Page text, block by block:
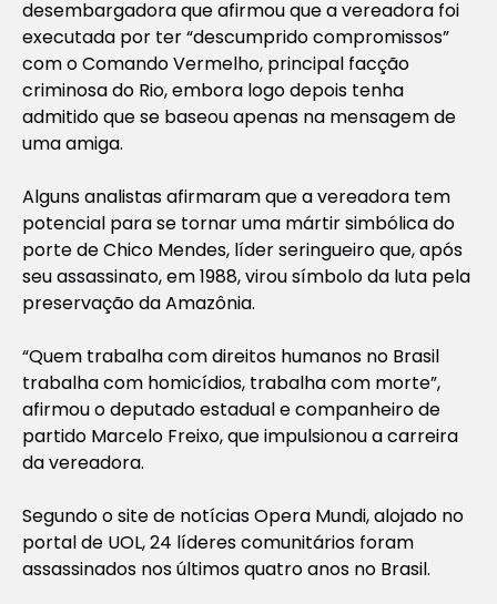
desembargadora que afirmou que a vereadora foi
executada por ter “descumprido compromissos”
com o Comando Vermelho, principal facção
criminosa do Rio, embora logo depois tenha
admitido que se baseou apenas na mensagem de
uma amiga.
Alguns analistas afirmaram que a vereadora tem
potencial para se tornar uma mártir simbólica do
porte de Chico Mendes, líder seringueiro que, após
seu assassinato, em 1988, virou símbolo da luta pela
preservação da Amazônia.
“Quem trabalha com direitos humanos no Brasil
trabalha com homicídios, trabalha com morte”,
afirmou o deputado estadual e companheiro de
partido Marcelo Freixo, que impulsionou a carreira
da vereadora.
Segundo o site de notícias Opera Mundi, alojado no
portal de UOL, 24 líderes comunitários foram
assassinados nos últimos quatro anos no Brasil.